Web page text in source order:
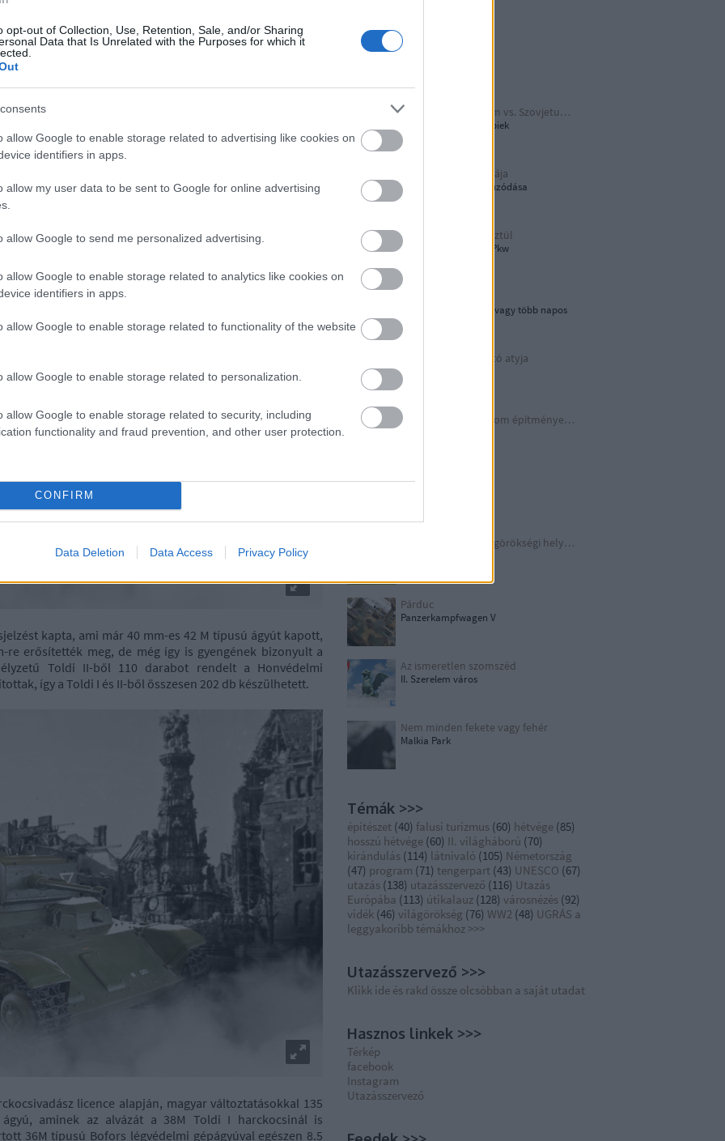
opt-out of Collection, Use, Retention, Sale, and/or Sharing
Data that Is Unrelated with the Purposes for which it
allow Google to enable storage related to advertising like cookies on
identifiers in apps.
allow my user data to be sent to Google for online advertising
allow Google to send me personalized advertising.
allow Google to enable storage related to analytics like cookies on
identifiers in apps.
allow Google to enable storage related to functionality of the website
allow Google to enable storage related to personalization.
allow Google to enable storage related to security, including
functionality and fraud prevention, and other user protection.
CONFIRM
Data Deletion Data Access Privacy Policy
rendszerbe állított, a MÁVAG és a Ganz által 1939–1942
a rádiójának ívantennájáról lehetett felismerni.
mm-es 36 M Solothurn nehézpuskával és 8 mm-es
pár milliméterre rúgott. A Toldi tulajdonságait a németek
nevezték. A második világháború első
Jugoszlávia elleni hadjáratban, de a Szovjetunióban a
így jó kommunikációs eszközeik miatt többnyire csak
kapta, ami már 40 mm-es 42 M típusú ágyút kapott,
erősítették meg, de még így is gyengének bizonyult a
Toldi II-ből 110 darabot rendelt a Honvédelmi
így a Toldi I és II-ből összesen 202 db készülhetett.
licence alapján, magyar változtatásokkal 135
aminek az alvázát a 38M Toldi I harckocsinál is
36M típusú Bofors légvédelmi gépágyúval egészen 8.5
Honecker bosszúja
Harmadik Birodalom vs. Szovjetunió
A Katyusa meg a többiek
A hamburger őshazája
80 éves újjáépítés elhúzódása
Tökön-babon keresztül
Wehrmacht Einheits-Pkw
Egynapos kirándulás vagy több napos
városnézés
Az áramvonalas autó atyja
Járay Pál
A Harmadik Birodalom építményei X.
Schindler legendája
TOP 10 európai világörökségi helyszín
Párduc
Panzerkampfwagen V
Az ismeretlen szomszéd
II. Szerelem város
Nem minden fekete vagy fehér
Malkia Park
Témák >>>
építészet (40) falusi turizmus (60) hétvége (85)
hosszú hétvége (60) II. világháború (70)
kirándulás (114) látnivaló (105) Németország
(47) program (71) tengerpart (43) UNESCO (67)
utazás (138) utazásszervező (116) Utazás
Európába (113) útikalauz (128) városnézés (92)
vidék (46) világörökség (76) WW2 (48) UGRÁS a
leggyakoribb témákhoz >>>
Utazásszervező >>>
Klikk ide és rakd össze olcsóbban a saját utadat
Hasznos linkek >>>
Térkép
facebook
Instagram
Utazásszervező